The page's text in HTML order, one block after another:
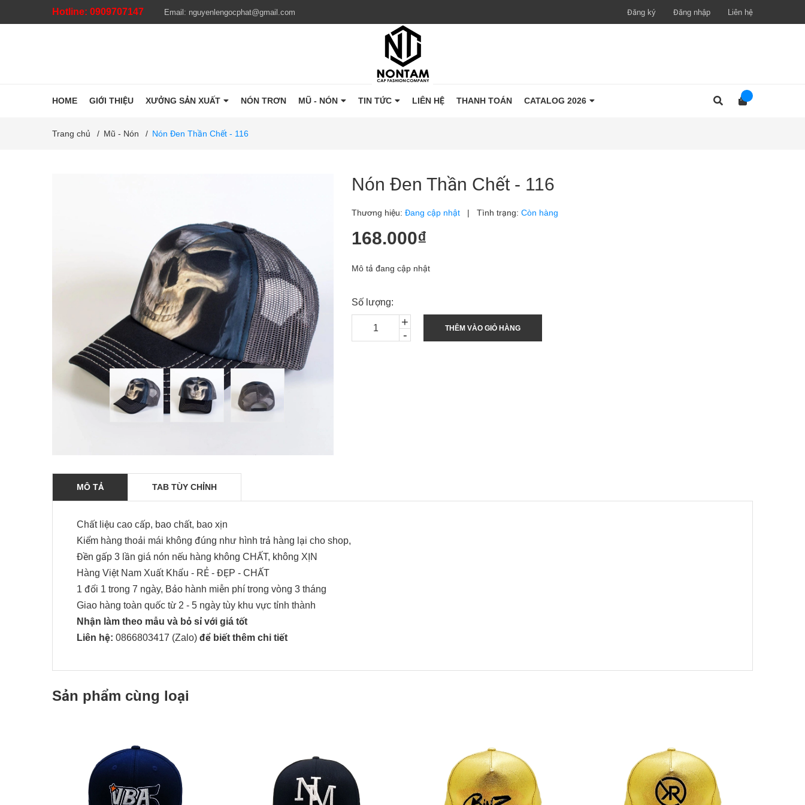
Hotline: 0909707147 Email: nguyenlengocphat@gmail.com Đăng ký Đăng nhập Liên hệ
HOME GIỚI THIỆU XƯỞNG SẢN XUẤT NÓN TRƠN MŨ - NÓN TIN TỨC LIÊN HỆ THANH TOÁN CATALOG 2026
Trang chủ / Mũ - Nón / Nón Đen Thần Chết - 116
Nón Đen Thần Chết - 116
Thương hiệu: Đang cập nhật | Tình trạng: Còn hàng
168.000₫
Mô tả đang cập nhật
Số lượng:
-
+ THÊM VÀO GIỎ HÀNG
MÔ TẢ TAB TÙY CHỈNH
Chất liệu cao cấp, bao chất, bao xịn
Kiểm hàng thoải mái không đúng như hình trả hàng lại cho shop,
Đền gấp 3 lần giá nón nếu hàng không CHẤT, không XỊN
Hàng Việt Nam Xuất Khẩu - RẺ - ĐẸP - CHẤT
1 đổi 1 trong 7 ngày, Bảo hành miễn phí trong vòng 3 tháng
Giao hàng toàn quốc từ 2 - 5 ngày tùy khu vực tỉnh thành
Nhận làm theo mẫu và bỏ sỉ với giá tốt
Liên hệ: 0866803417 (Zalo) để biết thêm chi tiết
Sản phẩm cùng loại